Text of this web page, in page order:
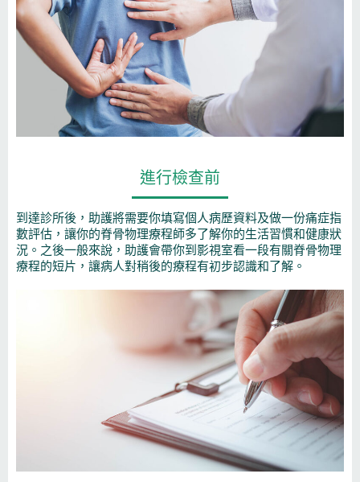
進行檢查前
到達診所後，助護將需要你填寫個人病歷資料及做一份痛症指
數評估，讓你的脊骨物理療程師多了解你的生活習慣和健康狀
況。之後一般來說，助護會帶你到影視室看一段有關脊骨物理
療程的短片，讓病人對稍後的療程有初步認識和了解。